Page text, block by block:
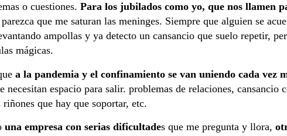
o cuestiones. Para los jubilados como yo, que nos llamen
parezca que me saturan las meninges. Siempre que alguien se
ampollas y ya detecto un cansancio que suelo repetir,
mágicas.
a la pandemia y el confinamiento se van uniendo cada vez
necesitan espacio para salir. problemas de relaciones,
riñones que hay que soportar, etc.
una empresa con serias dificultades que me pregunta y llora,